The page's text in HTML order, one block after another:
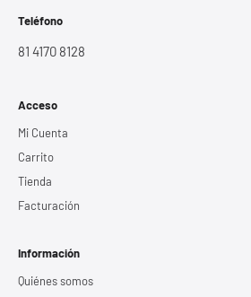
Teléfono
81 4170 8128
Acceso
Mi Cuenta
Carrito
Tienda
Facturación
Información
Quiénes somos